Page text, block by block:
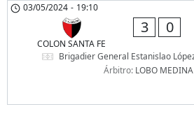
03/05/2024 - 19:10
COLON SANTA FE
3 0
Brigadier General Estanislao
Árbitro: LOBO